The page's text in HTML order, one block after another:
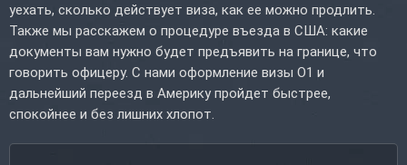
уехать, сколько действует виза, как ее можно продлить.
Также мы расскажем о процедуре въезда в США: какие
документы вам нужно будет предъявить на границе, что
говорить офицеру. С нами оформление визы O1 и
дальнейший переезд в Америку пройдет быстрее,
спокойнее и без лишних хлопот.